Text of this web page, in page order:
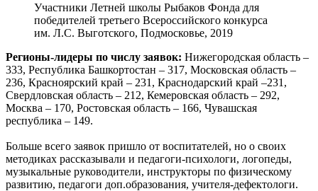
Участники Летней школы Рыбаков Фонда для
победителей третьего Всероссийского конкурса
им. Л.С. Выготского, Подмосковье, 2019
Регионы-лидеры по числу заявок: Нижегородская область –
333, Республика Башкортостан – 317, Московская область –
236, Красноярский край – 231, Краснодарский край –231,
Свердловская область – 212, Кемеровская область – 292,
Москва – 170, Ростовская область – 166, Чувашская
республика – 149.
Больше всего заявок пришло от воспитателей, но о своих
методиках рассказывали и педагоги-психологи, логопеды,
музыкальные руководители, инструкторы по физическому
развитию, педагоги доп.образования, учителя-дефектологи.